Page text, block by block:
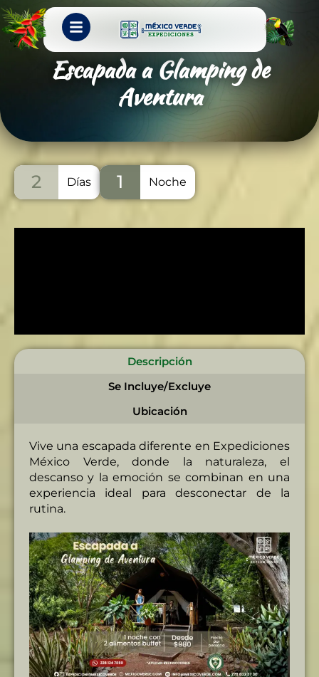
Escapada a Glamping de
Aventura
2 Días 1 Noche
Descripción
Se Incluye/Excluye
Ubicación
Vive una escapada diferente en Expediciones
México Verde, donde la naturaleza, el
descanso y la emoción se combinan en una
experiencia ideal para desconectar de la
rutina.